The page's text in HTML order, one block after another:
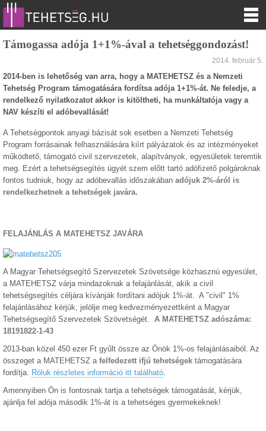
Támogassa adója 1+1%-ával a tehetséggondozást!
2014. február 5.
2014-ben is lehetőség van arra, hogy a MATEHETSZ és a Nemzeti
Tehetség Program támogatására fordítsa adója 1+1%-át. Ne feledje, a
rendelkező nyilatkozatot akkor is kitöltheti, ha munkáltatója vagy a
NAV készíti el adóbevallását!
A Tehetségpontok anyagi bázisát sok esetben a Nemzeti Tehetség
Program forrásainak felhasználására kiírt pályázatok és az intézményeket
működtető, támogató civil szervezetek, alapítványok, egyesületek teremtik
meg. Ezért a tehetségsegítés ügyét szem előtt tartó adófizető polgároknak
fontos tudniuk, hogy az adóbevallás időszakában adójuk 2%-áról is
rendelkezhetnek a tehetségek javára.
FELAJÁNLÁS A MATEHETSZ JAVÁRA
A Magyar Tehetségsegítő Szervezetek Szövetsége közhasznú egyesület,
a MATEHETSZ várja mindazoknak a felajánlását, akik a civil
tehetségsegítés céljára kívánják fordítani adójuk 1%-át. A "civil" 1%
felajánlásához kérjük, jelölje meg kedvezményezettként a Magyar
Tehetségsegítő Szervezetek Szövetségét. A MATEHETSZ adószáma:
18191822-1-43
2013-ban közel 450 ezer Ft gyűlt össze az Önök 1%-os felajánlásaiból. Az
összeget a MATEHETSZ a felfedezett ifjú tehetségek támogatására
fordítja. Róluk részletes információ itt található.
Amennyiben Ön is fontosnak tartja a tehetségek támogatását, kérjük,
ajánlja fel adója második 1%-át is a tehetséges gyermekeknek!